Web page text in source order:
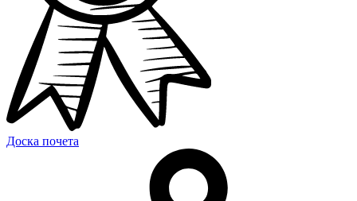
Доска почета